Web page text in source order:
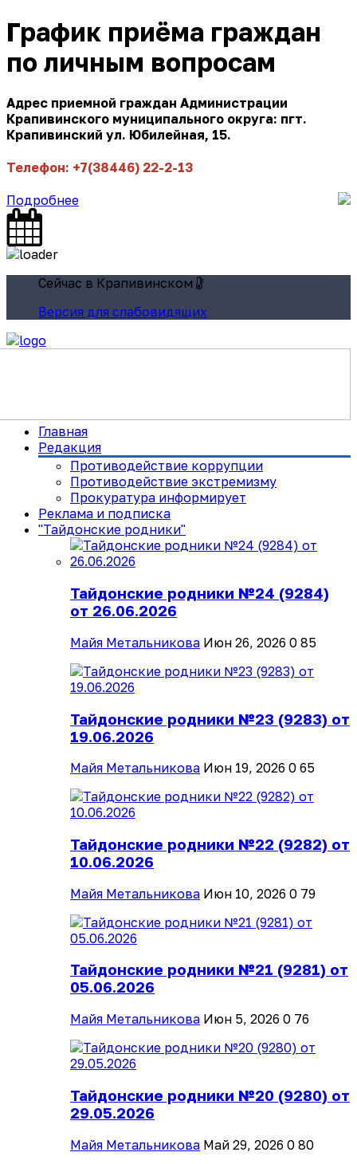
График приёма граждан
по личным вопросам
Адрес приемной граждан Администрации
Крапивинского муниципального округа: пгт.
Крапивинский ул. Юбилейная, 15.
Телефон: +7(38446) 22-2-13
Подробнее
Сейчас в Крапивинском
Версия для слабовидящих
Главная
Редакция
Противодействие коррупции
Противодействие экстремизму
Прокуратура информирует
Реклама и подписка
"Тайдонские родники"
Тайдонские родники №24 (9284)
от 26.06.2026
Майя Метальникова Июн 26, 2026 0 85
Тайдонские родники №23 (9283) от
19.06.2026
Майя Метальникова Июн 19, 2026 0 65
Тайдонские родники №22 (9282) от
10.06.2026
Майя Метальникова Июн 10, 2026 0 79
Тайдонские родники №21 (9281) от
05.06.2026
Майя Метальникова Июн 5, 2026 0 76
Тайдонские родники №20 (9280) от
29.05.2026
Майя Метальникова Май 29, 2026 0 80